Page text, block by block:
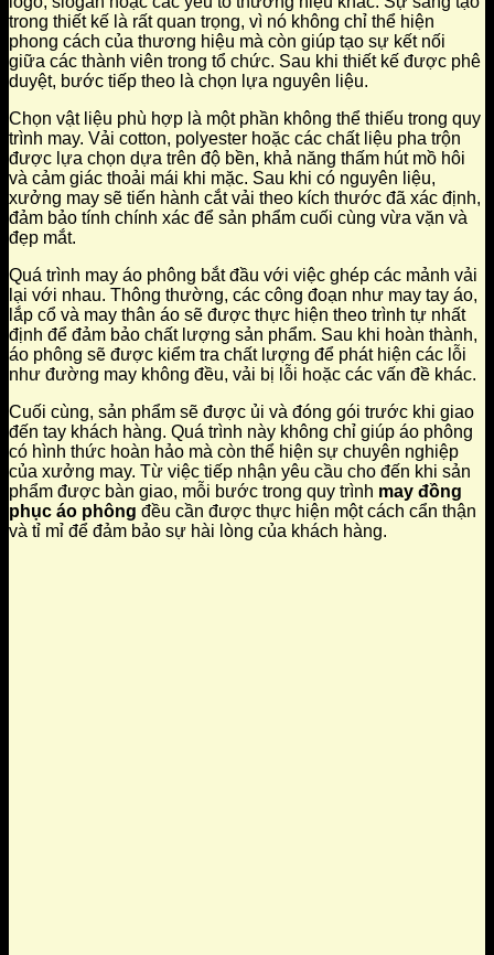
trong thiết kế là rất quan trọng, vì nó không chỉ thể hiện
phong cách của thương hiệu mà còn giúp tạo sự kết nối
giữa các thành viên trong tổ chức. Sau khi thiết kế được phê
duyệt, bước tiếp theo là chọn lựa nguyên liệu.
Chọn vật liệu phù hợp là một phần không thể thiếu trong quy
trình may. Vải cotton, polyester hoặc các chất liệu pha trộn
được lựa chọn dựa trên độ bền, khả năng thấm hút mồ hôi
và cảm giác thoải mái khi mặc. Sau khi có nguyên liệu,
xưởng may sẽ tiến hành cắt vải theo kích thước đã xác định,
đảm bảo tính chính xác để sản phẩm cuối cùng vừa vặn và
đẹp mắt.
Quá trình may áo phông bắt đầu với việc ghép các mảnh vải
lại với nhau. Thông thường, các công đoạn như may tay áo,
lắp cổ và may thân áo sẽ được thực hiện theo trình tự nhất
định để đảm bảo chất lượng sản phẩm. Sau khi hoàn thành,
áo phông sẽ được kiểm tra chất lượng để phát hiện các lỗi
như đường may không đều, vải bị lỗi hoặc các vấn đề khác.
Cuối cùng, sản phẩm sẽ được ủi và đóng gói trước khi giao
đến tay khách hàng. Quá trình này không chỉ giúp áo phông
có hình thức hoàn hảo mà còn thể hiện sự chuyên nghiệp
của xưởng may. Từ việc tiếp nhận yêu cầu cho đến khi sản
phẩm được bàn giao, mỗi bước trong quy trình may đồng
phục áo phông đều cần được thực hiện một cách cẩn thận
và tỉ mỉ để đảm bảo sự hài lòng của khách hàng.